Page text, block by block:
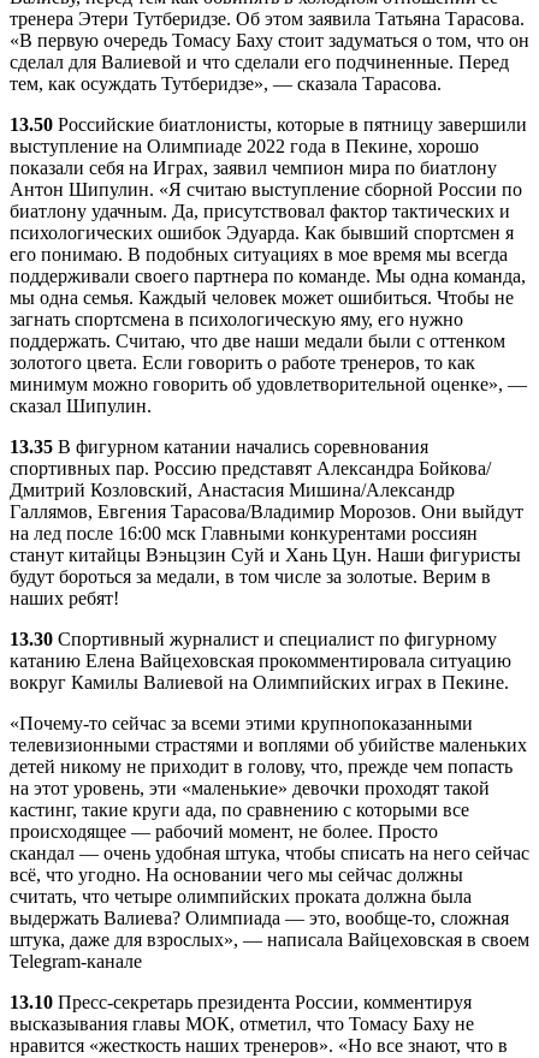
тренера Этери Тутберидзе. Об этом заявила Татьяна Тарасова.
«В первую очередь Томасу Баху стоит задуматься о том, что он
сделал для Валиевой и что сделали его подчиненные. Перед
тем, как осуждать Тутберидзе», — сказала Тарасова.
13.50 Российские биатлонисты, которые в пятницу завершили
выступление на Олимпиаде 2022 года в Пекине, хорошо
показали себя на Играх, заявил чемпион мира по биатлону
Антон Шипулин. «Я считаю выступление сборной России по
биатлону удачным. Да, присутствовал фактор тактических и
психологических ошибок Эдуарда. Как бывший спортсмен я
его понимаю. В подобных ситуациях в мое время мы всегда
поддерживали своего партнера по команде. Мы одна команда,
мы одна семья. Каждый человек может ошибиться. Чтобы не
загнать спортсмена в психологическую яму, его нужно
поддержать. Считаю, что две наши медали были с оттенком
золотого цвета. Если говорить о работе тренеров, то как
минимум можно говорить об удовлетворительной оценке», —
сказал Шипулин.
13.35 В фигурном катании начались соревнования
спортивных пар. Россию представят Александра Бойкова/
Дмитрий Козловский, Анастасия Мишина/Александр
Галлямов, Евгения Тарасова/Владимир Морозов. Они выйдут
на лед после 16:00 мск Главными конкурентами россиян
станут китайцы Вэньцзин Суй и Хань Цун. Наши фигуристы
будут бороться за медали, в том числе за золотые. Верим в
наших ребят!
13.30 Спортивный журналист и специалист по фигурному
катанию Елена Вайцеховская прокомментировала ситуацию
вокруг Камилы Валиевой на Олимпийских играх в Пекине.
«Почему-то сейчас за всеми этими крупнопоказанными
телевизионными страстями и воплями об убийстве маленьких
детей никому не приходит в голову, что, прежде чем попасть
на этот уровень, эти «маленькие» девочки проходят такой
кастинг, такие круги ада, по сравнению с которыми все
происходящее — рабочий момент, не более. Просто
скандал — очень удобная штука, чтобы списать на него сейчас
всё, что угодно. На основании чего мы сейчас должны
считать, что четыре олимпийских проката должна была
выдержать Валиева? Олимпиада — это, вообще-то, сложная
штука, даже для взрослых», — написала Вайцеховская в своем
Telegram-канале
13.10 Пресс-секретарь президента России, комментируя
высказывания главы МОК, отметил, что Томасу Баху не
нравится «жесткость наших тренеров». «Но все знают, что в